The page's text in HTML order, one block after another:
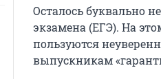
Осталось буквально
экзамена (ЕГЭ). На
пользуются
выпускникам